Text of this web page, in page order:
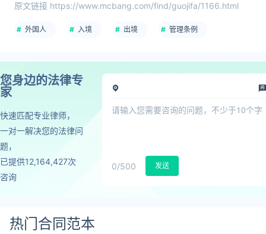
原文链接 https://www.mcbang.com/find/guojifa/1166.html
外国人 入境 出境 管理条例
您身边的法律专
家
快速匹配专业律师，
一对一解决您的法律问
题，
已提供12,164,427次
咨询
0/500 发送
热门合同范本